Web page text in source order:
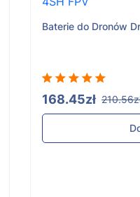
Baterie do Dronów
168.45zł